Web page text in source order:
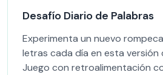
Desafío Diario de Palabras
Experimenta un nuevo
letras cada día en esta versión
Juego con retroalimentación